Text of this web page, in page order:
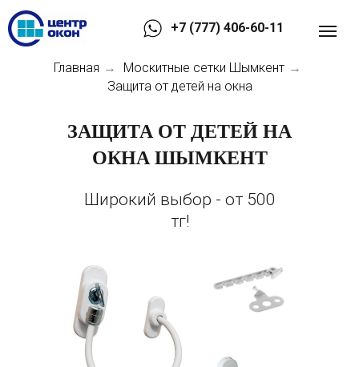
+7 (777) 406-60-11
Главная → Москитные сетки Шымкент →
Защита от детей на окна
ЗАЩИТА ОТ ДЕТЕЙ НА
ОКНА ШЫМКЕНТ
Широкий выбор - от 500
тг!